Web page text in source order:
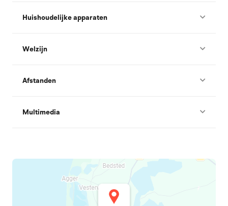
Huishoudelijke apparaten
Welzijn
Afstanden
Multimedia